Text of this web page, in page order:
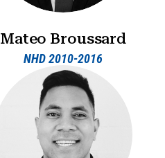
Mateo Broussard
NHD 2010-2016